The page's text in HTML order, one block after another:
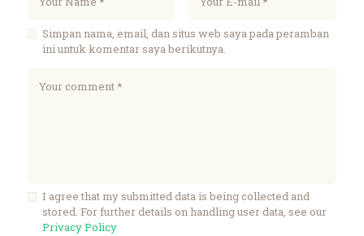
Simpan nama, email, dan situs web saya pada peramban
ini untuk komentar saya berikutnya.
I agree that my submitted data is being collected and
stored. For further details on handling user data, see our
Privacy Policy